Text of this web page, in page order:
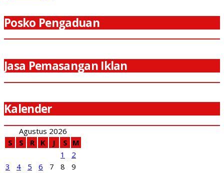
Posko Pengaduan
Jasa Pemasangan Iklan
Kalender
Agustus 2026
S
S R K J S M
1
2
3
4 5 6 7 8
9